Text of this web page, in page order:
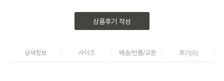
상품후기 작성
상세정보 사이즈 배송/반품/교환 후기(0)